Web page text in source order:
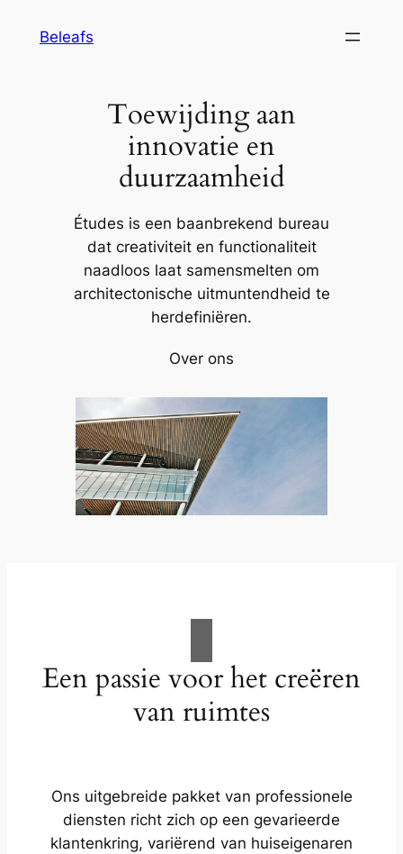
Beleafs
Toewijding aan
innovatie en
duurzaamheid
Études is een baanbrekend bureau
dat creativiteit en functionaliteit
naadloos laat samensmelten om
architectonische uitmuntendheid te
herdefiniëren.
Over ons
Een passie voor het creëren
van ruimtes
Ons uitgebreide pakket van professionele
diensten richt zich op een gevarieerde
klantenkring, variërend van huiseigenaren